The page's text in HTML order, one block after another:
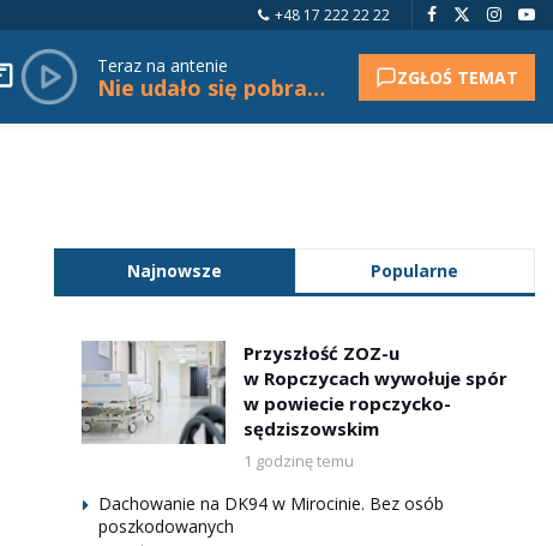
+48 17 222 22 22
Teraz na antenie
Nie udało się pobrać tytułu. ZGŁOŚ TEMAT
Najnowsze Popularne
Przyszłość ZOZ-u
w Ropczycach wywołuje spór
w powiecie ropczycko-
sędziszowskim
1 godzinę temu
Dachowanie na DK94 w Mirocinie. Bez osób
poszkodowanych